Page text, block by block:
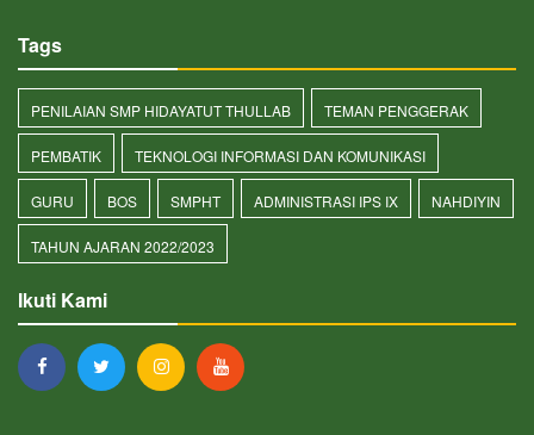
Tags
PENILAIAN SMP HIDAYATUT THULLAB TEMAN PENGGERAK
PEMBATIK TEKNOLOGI INFORMASI DAN KOMUNIKASI
GURU BOS SMPHT ADMINISTRASI IPS IX NAHDIYIN
TAHUN AJARAN 2022/2023
Ikuti Kami